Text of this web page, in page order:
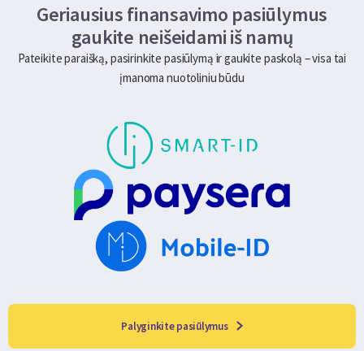
Geriausius finansavimo pasiūlymus
gaukite neišeidami iš namų
Pateikite paraišką, pasirinkite pasiūlymą ir gaukite paskolą – visa tai
įmanoma nuotoliniu būdu
Palyginkite pasiūlymus